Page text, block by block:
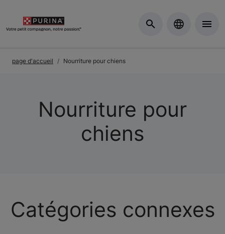
page d'accueil Nourriture pour chiens
Nourriture pour
chiens
Catégories connexes